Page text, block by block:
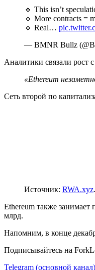
🔹 This isn’t
🔹 More contracts =
🔹 Real…
— BMNR Bullz
Аналитики связали рост
«Ethereum
Сеть второй по
Источник: RWA.xyz.
Ethereum также
млрд.
Напомним, в конце
Подписывайтесь на
Telegram (основной канал)